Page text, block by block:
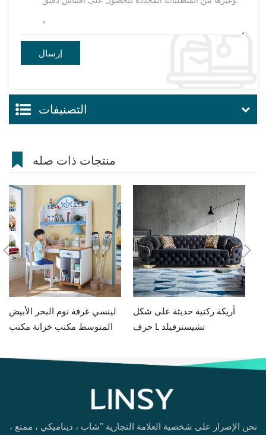
التصنيفات
منتجات ذات صله
لينسي غرفة نوم البحر الأبيض
المتوسط مكتب خزانة مكتب
أريكة ركنية حديثة على شكل
حرف L تشيسترفيلد
نحن الإصرار على شخصية العلامة التجارية "شاب ، ديناميكي ، ممتع ،